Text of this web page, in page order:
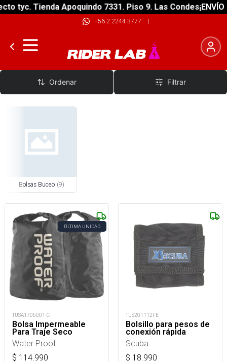
tyc. Tienda Apoquindo 7331. Piso 9. Las Condes¡ENVÍO
+56 2 2244 3777 |
Bolsos de Buceo y Maletas
Ordenar Filtrar
Bolsas Buceo (9)
ÚLTIMA UNIDAD
TUSA1706001-C
Bolsa Impermeable
Para Traje Seco
Water Proof
$ 114.990
TUS201112FE
Bolsillo para pesos de
conexión rápida
Scuba
$ 18.990